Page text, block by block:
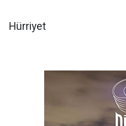
Hürriyet